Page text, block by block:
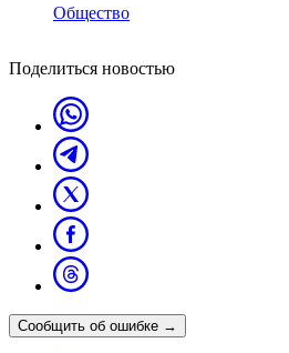
Общество
Поделиться новостью
Сообщить об ошибке →